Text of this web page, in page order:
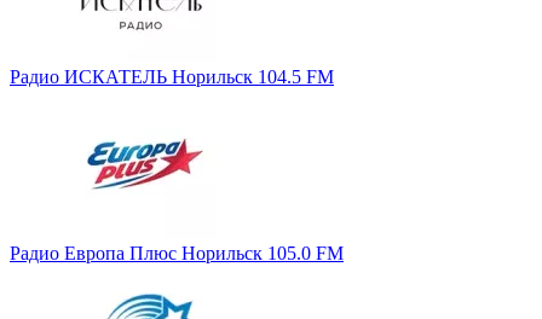
Радио ИСКАТЕЛЬ Норильск 104.5 FM
Радио Европа Плюс Норильск 105.0 FM